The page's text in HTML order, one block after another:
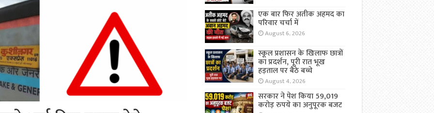
एक बार फिर अतीक अहमद का
परिवार चर्चा में
August 6, 2026
स्कूल प्रशासन के खिलाफ छात्रों
का प्रदर्शन, पूरी रात भूख
हड़ताल पर बैठे बच्चे
August 4, 2026
सरकार ने पेश किया 59,019
करोड़ रुपये का अनुपूरक बजट